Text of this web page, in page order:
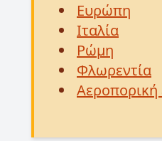
Ευρώπη
Ιταλία
Ρώμη
Φλωρεντία